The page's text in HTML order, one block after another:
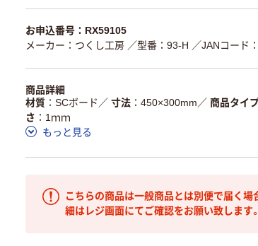
お申込番号：RX59105
メーカー：つくし工房 ／型番：93-H ／JANコード
商品詳細
材質
SCボード ／ 寸法 450×300mm ／ 商品タイ
さ
1ｍｍ
もっと見る
こちらの商品は一般商品とは別便で届く
細はレジ画面にてご確認をお願い致します。